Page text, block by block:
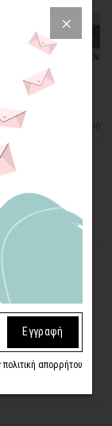
Διαθέσιμο
για πιο
χημικούς
κορνίζας με
παραγγελία
στήριξης
Εγγραφή
απορρήτου